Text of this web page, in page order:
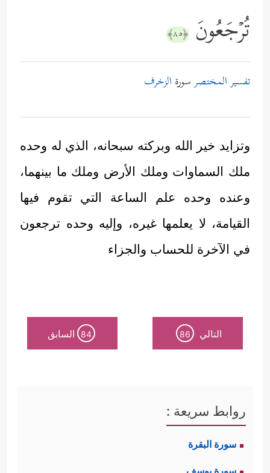
تُرۡجَعُونَ ﴿٨٥﴾
تفسير المختصرسورة الزخرف
وتزايد خير الله وبركته سبحانه، الذي له وحده
ملك السماوات وملك الأرض وملك ما بينهما،
وعنده وحده علم الساعة التي تقوم فيها
القيامة، لا يعلمها غيره، وإليه وحده ترجعون
في الآخرة للحساب والجزاء
التالي 86
84 السابق
روابط سريعة :
سورة البقرة
سورة يوسف